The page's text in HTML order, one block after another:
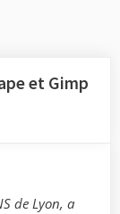
et Gimp
de Lyon, a